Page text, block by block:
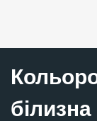
білизна